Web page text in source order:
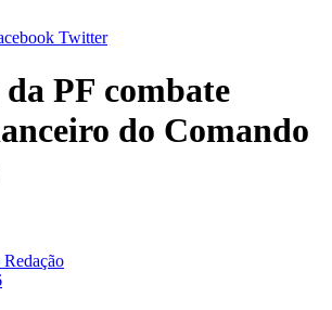
Twitter
PF combate
do Comando